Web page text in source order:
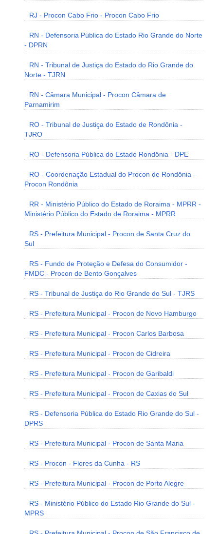
RJ - Procon Cabo Frio - Procon Cabo Frio
RN - Defensoria Pública do Estado Rio Grande do Norte
- DPRN
RN - Tribunal de Justiça do Estado do Rio Grande do
Norte - TJRN
RN - Câmara Municipal - Procon Câmara de
Parnamirim
RO - Tribunal de Justiça do Estado de Rondônia -
TJRO
RO - Defensoria Pública do Estado Rondônia - DPE
RO - Coordenação Estadual do Procon de Rondônia -
Procon Rondônia
RR - Ministério Público do Estado de Roraima - MPRR -
Ministério Público do Estado de Roraima - MPRR
RS - Prefeitura Municipal - Procon de Santa Cruz do
Sul
RS - Fundo de Proteção e Defesa do Consumidor -
FMDC - Procon de Bento Gonçalves
RS - Tribunal de Justiça do Rio Grande do Sul - TJRS
RS - Prefeitura Municipal - Procon de Novo Hamburgo
RS - Prefeitura Municipal - Procon Carlos Barbosa
RS - Prefeitura Municipal - Procon de Cidreira
RS - Prefeitura Municipal - Procon de Garibaldi
RS - Prefeitura Municipal - Procon de Caxias do Sul
RS - Defensoria Pública do Estado Rio Grande do Sul -
DPRS
RS - Prefeitura Municipal - Procon de Santa Maria
RS - Procon - Flores da Cunha - RS
RS - Prefeitura Municipal - Procon de Porto Alegre
RS - Ministério Público do Estado Rio Grande do Sul -
MPRS